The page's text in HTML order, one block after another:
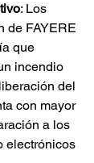
: Los
de FAYERE
que
incendio
del
con mayor
a los
electrónicos